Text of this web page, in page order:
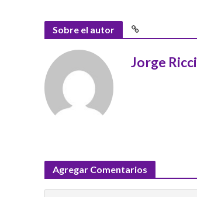
Sobre el autor
Jorge Ricci
Agregar Comentarios